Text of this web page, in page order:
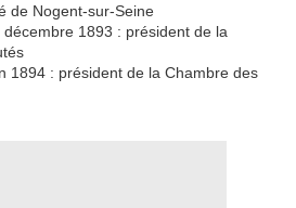
de Nogent-sur-Seine
1893 : président de la
1894 : président de la Chambre des